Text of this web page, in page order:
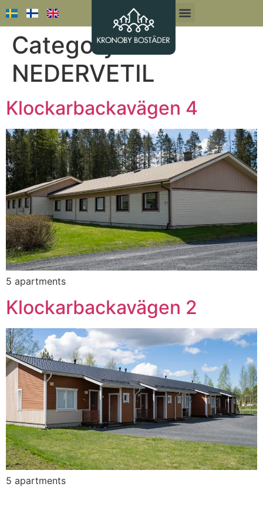
Category:
NEDERVETIL
Klockarbackavägen 4
5 apartments
Klockarbackavägen 2
5 apartments